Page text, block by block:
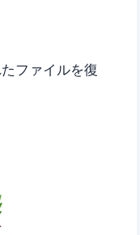
ファイルを復